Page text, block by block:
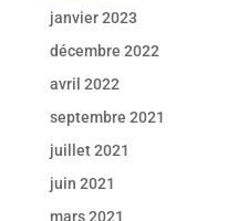
janvier 2023
décembre 2022
avril 2022
septembre 2021
juillet 2021
juin 2021
mars 2021